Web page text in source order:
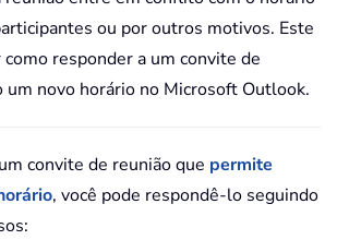
ou por outros motivos. Este
responder a um convite de
um novo horário no Microsoft Outlook.
convite de reunião que permite
, você pode respondê-lo seguindo